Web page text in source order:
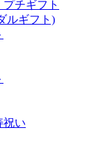
チギフト
ルギフト)
祝い